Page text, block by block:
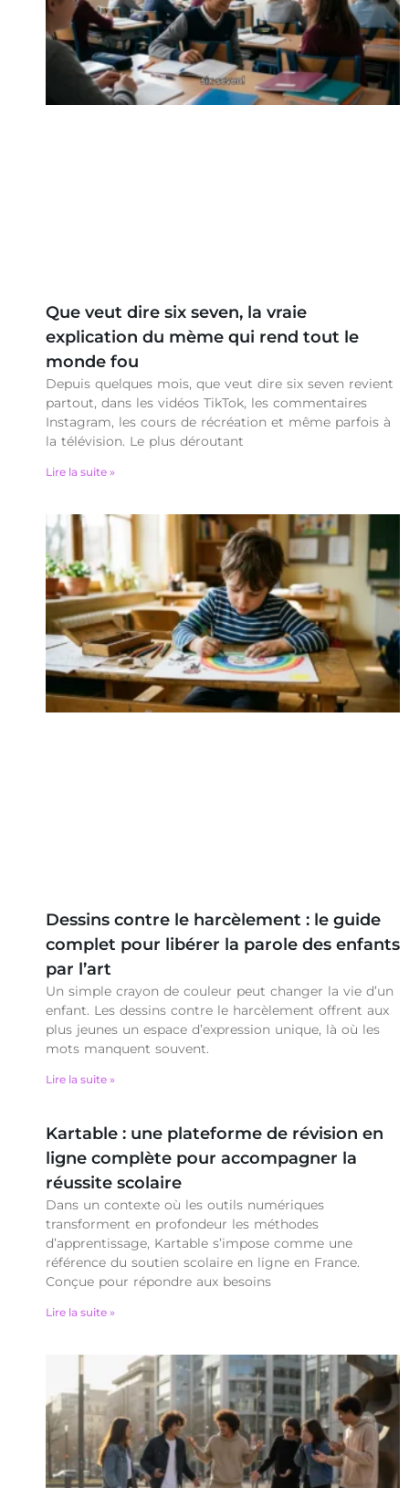
Que veut dire six seven, la vraie
explication du mème qui rend tout le
monde fou
Depuis quelques mois, que veut dire six seven revient
partout, dans les vidéos TikTok, les commentaires
Instagram, les cours de récréation et même parfois à
la télévision. Le plus déroutant
Lire la suite »
Dessins contre le harcèlement : le guide
complet pour libérer la parole des enfants
par l’art
Un simple crayon de couleur peut changer la vie d’un
enfant. Les dessins contre le harcèlement offrent aux
plus jeunes un espace d’expression unique, là où les
mots manquent souvent.
Lire la suite »
Kartable : une plateforme de révision en
ligne complète pour accompagner la
réussite scolaire
Dans un contexte où les outils numériques
transforment en profondeur les méthodes
d’apprentissage, Kartable s’impose comme une
référence du soutien scolaire en ligne en France.
Conçue pour répondre aux besoins
Lire la suite »